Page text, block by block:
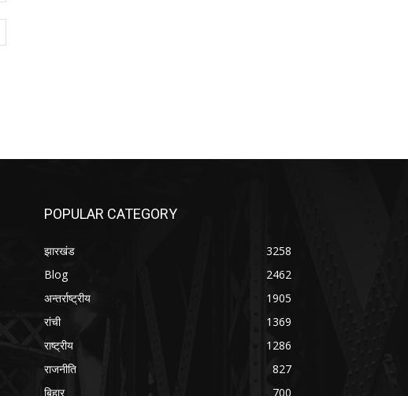
POPULAR CATEGORY
झारखंड
3258
Blog
2462
अन्तर्राष्ट्रीय
1905
रांची
1369
राष्ट्रीय
1286
राजनीति
827
बिहार
700